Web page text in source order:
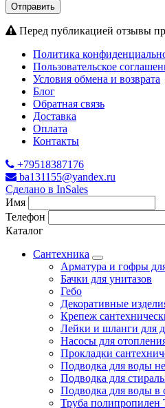
Отправить
Перед публикацией отзывы
Политика
Пользовательское
Условия обмена и возврата
Блог
Обратная связь
Доставка
Оплата
Контакты
+79518387176
ba131155@yandex.ru
Сделано в InSales
Имя
Телефон
Каталог
Сантехника
Арматура и гофры
Бачки для унитазов
Гебо
Декоративные
Крепеж
Лейки и шланги для
Насосы для
Прокладки
Подводка для воды
Подводка для
Подводка для воды в
Труба